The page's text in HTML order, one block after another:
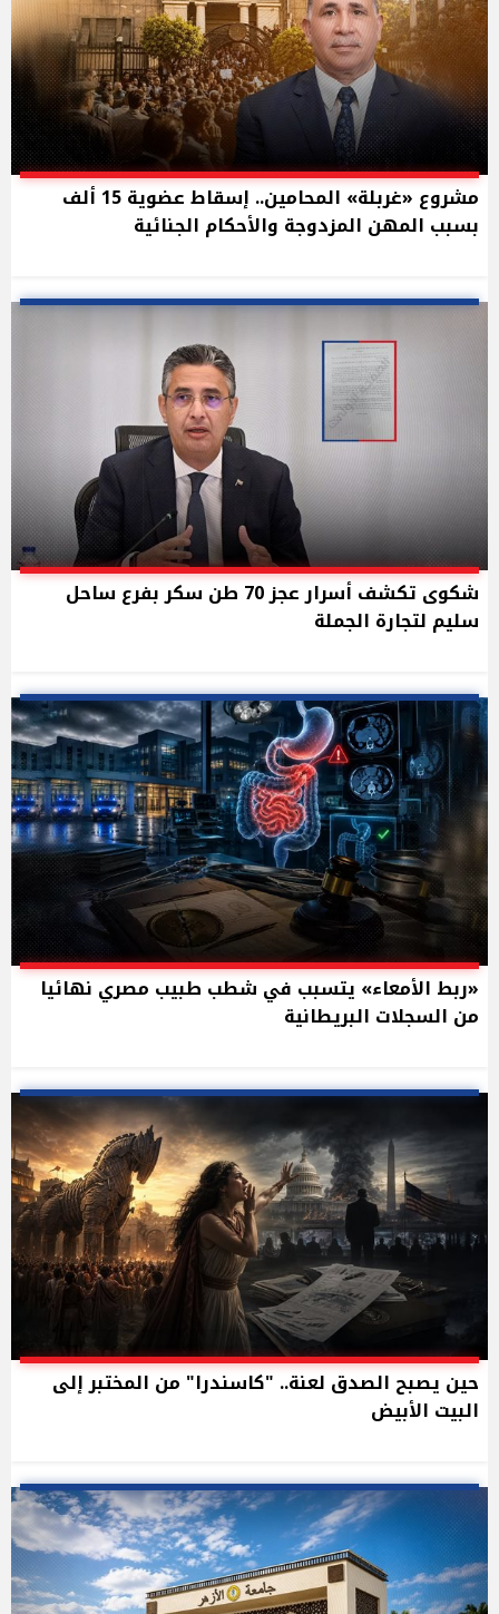
مشروع «غربلة» المحامين.. إسقاط عضوية 15 ألف
بسبب المهن المزدوجة والأحكام الجنائية
شكوى تكشف أسرار عجز 70 طن سكر بفرع ساحل
سليم لتجارة الجملة
«ربط الأمعاء» يتسبب في شطب طبيب مصري نهائيا
من السجلات البريطانية
حين يصبح الصدق لعنة.. "كاسندرا" من المختبر إلى
البيت الأبيض